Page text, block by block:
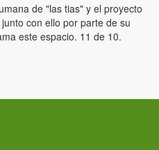
de "las tias" y el proyecto
con ello por parte de su
este espacio. 11 de 10.